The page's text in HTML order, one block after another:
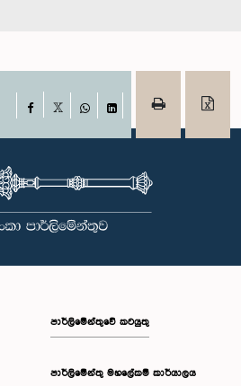
Facebook
WhatsAppLinkedIn
පාර්ලිමේන්තුවේ කටයුතු
පාර්ලිමේන්තු මහලේකම් කාර්යාලය